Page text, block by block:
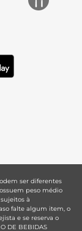
ser diferentes
peso médio
à
falte algum item, o
e se reserva o
DE BEBIDAS